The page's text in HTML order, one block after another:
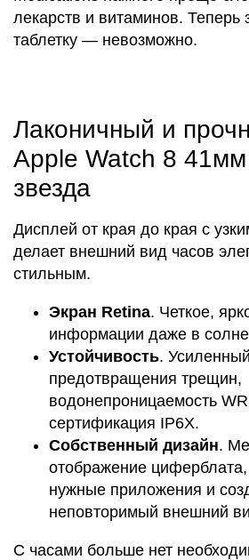
лекарств и витаминов. Теперь
таблетку — невозможно.
Лаконичный и
Apple Watch 8
звезда
Дисплей от края до края с
делает внешний вид часов
стильным.
Экран Retina. Четкое,
информации даже в
Устойчивость.
предотвращения трещин,
водонепроницаемость
сертификация IP6X.
Собственный дизайн.
отображение
нужные приложения и
неповторимый внешний
С часами больше нет